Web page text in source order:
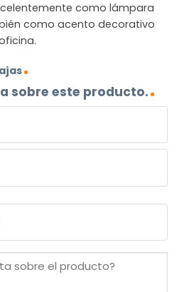
como lámpara
como acento decorativo
sobre este producto.